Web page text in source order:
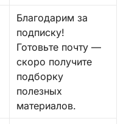
Благодарим за
подписку!
Готовьте почту —
скоро получите
подборку
полезных
материалов.